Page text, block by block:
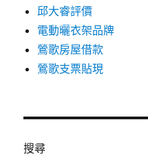
邱大睿評價
電動曬衣架品牌
鶯歌房屋借款
鶯歌支票貼現
搜尋